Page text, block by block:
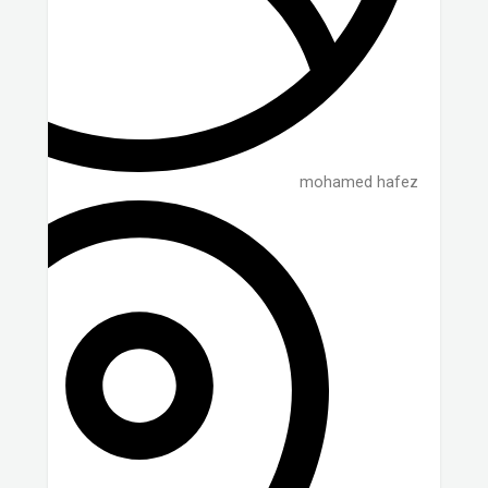
mohamed hafez